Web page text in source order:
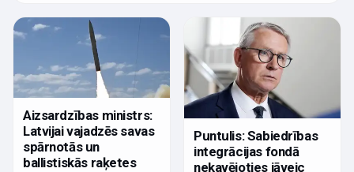
Aizsardzības ministrs:
Latvijai vajadzēs savas
spārnotās un
ballistiskās raķetes
Puntulis: Sabiedrības
integrācijas fondā
nekavējoties jāveic